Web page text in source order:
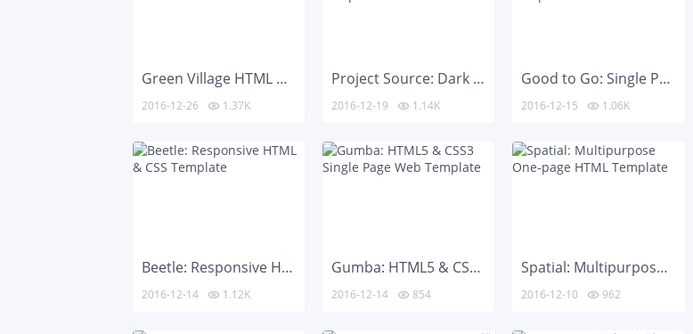
Green Village HTML Web Template
2016-12-26  1.37K
Project Source: Dark & Light Responsive HTML5 Template
2016-12-19  1.14K
Good to Go: Single Page HTML Medical Web Template
2016-12-15  1.06K
Beetle: Responsive HTML & CSS Template
2016-12-14  1.12K
Gumba: HTML5 & CSS3 Single Page Web Template
2016-12-14  854
Spatial: Multipurpose One-page HTML Template
2016-12-10  962